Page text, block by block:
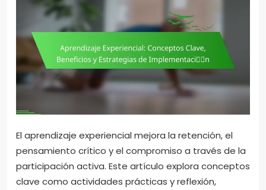
El aprendizaje experiencial mejora la retención, el
pensamiento crítico y el compromiso a través de la
participación activa. Este artículo explora conceptos
clave como actividades prácticas y reflexión,